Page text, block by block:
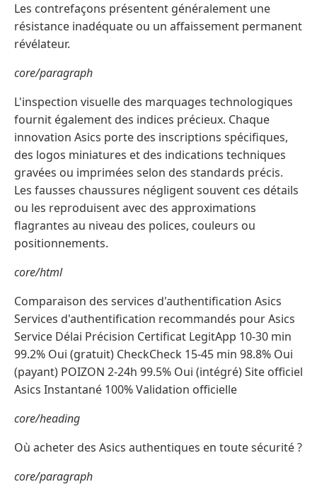
Les contrefaçons présentent généralement une
résistance inadéquate ou un affaissement permanent
révélateur.
core/paragraph
L'inspection visuelle des marquages technologiques
fournit également des indices précieux. Chaque
innovation Asics porte des inscriptions spécifiques,
des logos miniatures et des indications techniques
gravées ou imprimées selon des standards précis.
Les fausses chaussures négligent souvent ces détails
ou les reproduisent avec des approximations
flagrantes au niveau des polices, couleurs ou
positionnements.
core/html
Comparaison des services d'authentification Asics
Services d'authentification recommandés pour Asics
Service Délai Précision Certificat LegitApp 10-30 min
99.2% Oui (gratuit) CheckCheck 15-45 min 98.8% Oui
(payant) POIZON 2-24h 99.5% Oui (intégré) Site officiel
Asics Instantané 100% Validation officielle
core/heading
Où acheter des Asics authentiques en toute sécurité ?
core/paragraph